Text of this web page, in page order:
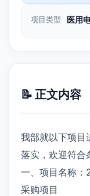
项目类型
医用
📝 正文内容
我部就以下项目
落实，欢迎符合
一、项目名称
采购项目